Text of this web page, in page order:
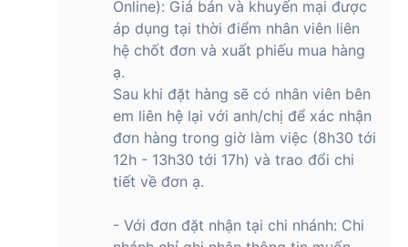
Online): Giá bán và khuyến mại được
áp dụng tại thời điểm nhân viên liên
hệ chốt đơn và xuất phiếu mua hàng
ạ.
Sau khi đặt hàng sẽ có nhân viên bên
em liên hệ lại với anh/chị để xác nhận
đơn hàng trong giờ làm việc (8h30 tới
12h - 13h30 tới 17h) và trao đổi chi
tiết về đơn ạ.
- Với đơn đặt nhận tại chi nhánh: Chi